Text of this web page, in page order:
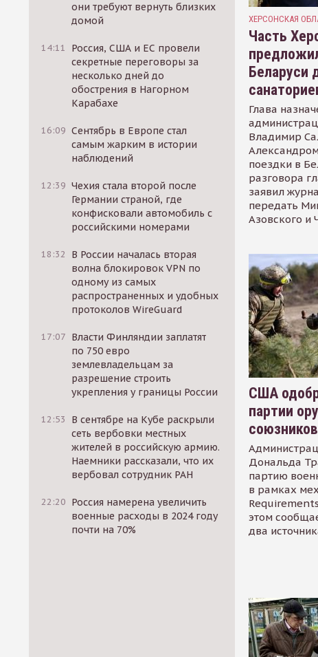
они требуют вернуть близких
домой
14:11
Россия, США и ЕС провели
секретные переговоры за
несколько дней до
обострения в Нагорном
Карабахе
16:09 Сентябрь в Европе стал
самым жарким в истории
наблюдений
12:39 Чехия стала второй после
Германии страной, где
конфисковали автомобиль с
российскими номерами
18:32
В России началась вторая
волна блокировок VPN по
одному из самых
распространенных и удобных
протоколов WireGuard
17:07 Власти Финляндии заплатят
по 750 евро
землевладельцам за
разрешение строить
укрепления у границы России
12:53
В сентябре на Кубе раскрыли
сеть вербовки местных
жителей в российскую армию.
Наемники рассказали, что их
вербовал сотрудник РАН
22:20 Россия намерена увеличить
военные расходы в 2024 году
почти на 70%
ХЕРСОНСКАЯ
Часть
Беларуси
Глава
Владимир
поездки в
разговора
заявил
передать
Азовского и
США
партии
союзников
Дональда
партию
в рамках
этом
два